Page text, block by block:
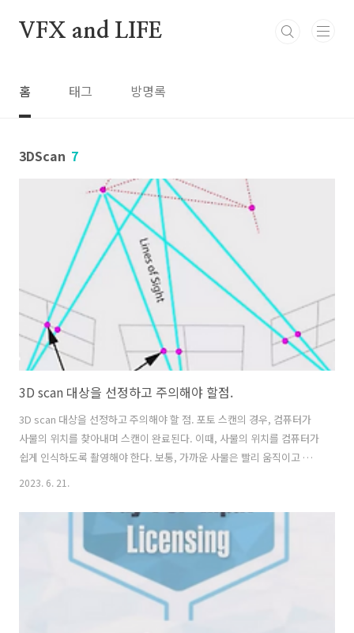
VFX and LIFE
홈 태그 방명록
3DScan 7
3D scan 대상을 선정하고 주의해야 할점.
3D scan 대상을 선정하고 주의해야 할 점. 포토 스캔의 경우, 컴퓨터가
사물의 위치를 찾아내며 스캔이 완료된다. 이때, 사물의 위치를 컴퓨터가
쉽게 인식하도록 촬영해야 한다. 보통, 가까운 사물은 빨리 움직이고 멀
리 있는 사물은 조금 움직인다. 이것을 시차라 하는데, 컴퓨터가 시차를
'원'의 형태를 취하며 사물을 찍는 것이다. 서로 다른 각도의 이미지를 분
석하여, 사물의 위치와 거리를 감지하는 것이다. 즉, 컴퓨터가 알아야 하
는 것은 (위치, 거리)뿐이다. 어떤 사물인지는 전혀 중요하지 않다. 여러
각도에서 동일한 위치에 있으려면, 사물은 움직이지 않아야 한다. 포토스
캔은 움직임이 없는 사물이 훨씬 유리하다. 포토 스캔은 '레퍼런스..
2023. 6. 21.